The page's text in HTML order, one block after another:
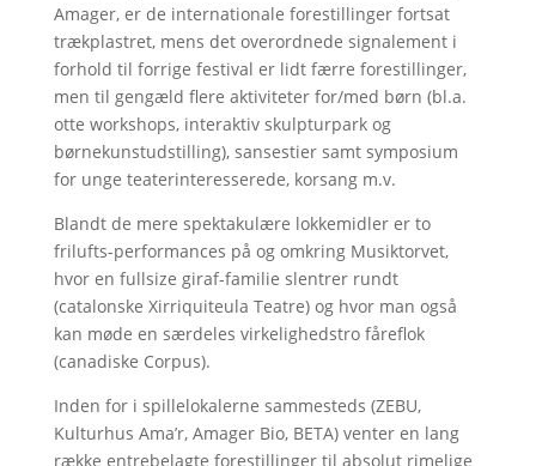
Amager, er de internationale forestillinger fortsat
trækplastret, mens det overordnede signalement i
forhold til forrige festival er lidt færre forestillinger,
men til gengæld flere aktiviteter for/med børn (bl.a.
otte workshops, interaktiv skulpturpark og
børnekunstudstilling), sansestier samt symposium
for unge teaterinteresserede, korsang m.v.
Blandt de mere spektakulære lokkemidler er to
frilufts-performances på og omkring Musiktorvet,
hvor en fullsize giraf-familie slentrer rundt
(catalonske Xirriquiteula Teatre) og hvor man også
kan møde en særdeles virkelighedstro fåreflok
(canadiske Corpus).
Inden for i spillelokalerne sammesteds (ZEBU,
Kulturhus Ama’r, Amager Bio, BETA) venter en lang
række entrebelagte forestillinger til absolut rimelige